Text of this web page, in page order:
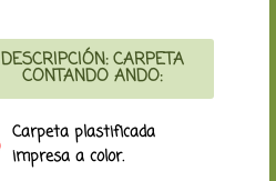
DESCRIPCIÓN: CARPETA
CONTANDO ANDO:
Carpeta plastificada
impresa a color.